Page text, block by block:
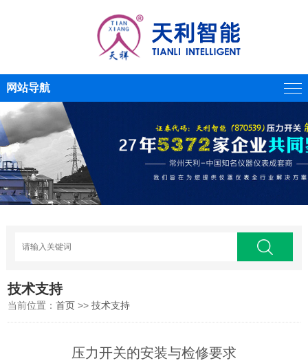
网站导航
技术支持
当前位置：首页 >>技术支持
压力开关的安装与检修要求